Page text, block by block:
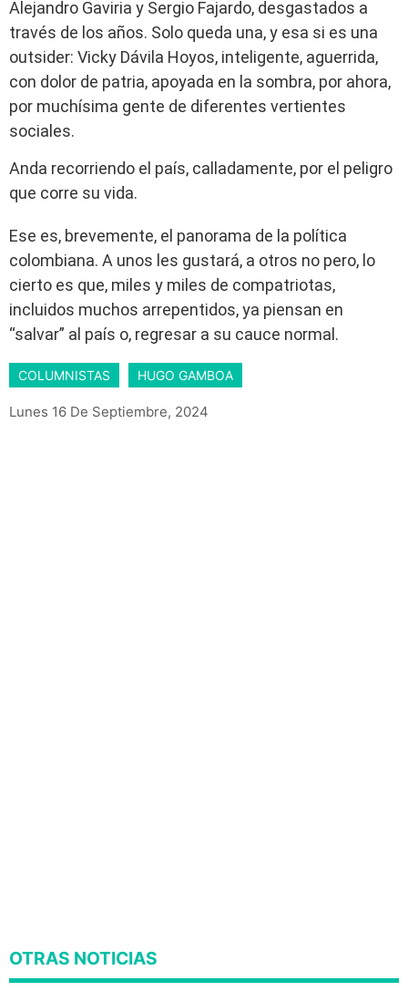
Alejandro Gaviria y Sergio Fajardo, desgastados a
través de los años. Solo queda una, y esa si es una
outsider: Vicky Dávila Hoyos, inteligente, aguerrida,
con dolor de patria, apoyada en la sombra, por ahora,
por muchísima gente de diferentes vertientes
sociales.
Anda recorriendo el país, calladamente, por el peligro
que corre su vida.
Ese es, brevemente, el panorama de la política
colombiana. A unos les gustará, a otros no pero, lo
cierto es que, miles y miles de compatriotas,
incluidos muchos arrepentidos, ya piensan en
“salvar” al país o, regresar a su cauce normal.
COLUMNISTAS HUGO GAMBOA
Lunes 16 De Septiembre, 2024
OTRAS NOTICIAS